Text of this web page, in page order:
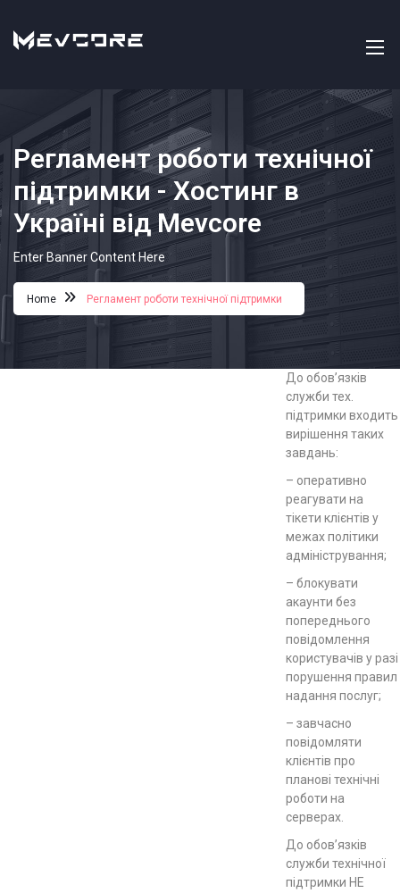
Регламент роботи технічної
підтримки - Хостинг в
Україні від Mevcore
Enter Banner Content Here
Home Регламент роботи технічної підтримки
До обов’язків
служби тех.
підтримки входить
вирішення таких
завдань:
– оперативно
реагувати на
тікети клієнтів у
межах політики
адміністрування;
– блокувати
акаунти без
попереднього
повідомлення
користувачів у разі
порушення правил
надання послуг;
– завчасно
повідомляти
клієнтів про
планові технічні
роботи на
серверах.
До обов’язків
служби технічної
підтримки НЕ